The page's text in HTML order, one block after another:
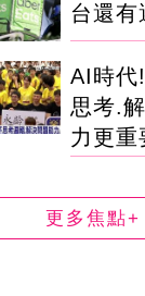
台還有
AI時代
思考.
力更重
更多焦點+